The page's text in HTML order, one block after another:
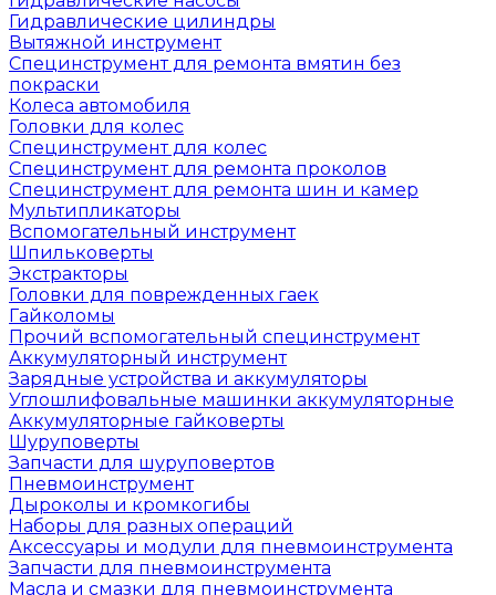
Гидравлические цилиндры
Вытяжной инструмент
Специнструмент для ремонта вмятин без
покраски
Колеса автомобиля
Головки для колес
Специнструмент для колес
Специнструмент для ремонта проколов
Специнструмент для ремонта шин и камер
Мультипликаторы
Вспомогательный инструмент
Шпильковерты
Экстракторы
Головки для поврежденных гаек
Гайколомы
Прочий вспомогательный специнструмент
Аккумуляторный инструмент
Зарядные устройства и аккумуляторы
Углошлифовальные машинки аккумуляторные
Аккумуляторные гайковерты
Шуруповерты
Запчасти для шуруповертов
Пневмоинструмент
Дыроколы и кромкогибы
Наборы для разных операций
Аксессуары и модули для пневмоинструмента
Запчасти для пневмоинструмента
Масла и смазки для пневмоинструмента